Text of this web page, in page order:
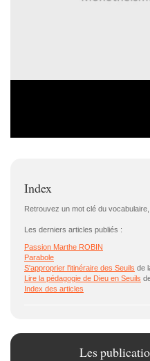
Index
Retrouvez un mot clé du
Les derniers articles publiés :
Passion Marthe ROBIN
Parabole
S'approprier l'itinéraire des Seuils de
Lire la pédagogie de Dieu en Seuils
Index des articles
Les